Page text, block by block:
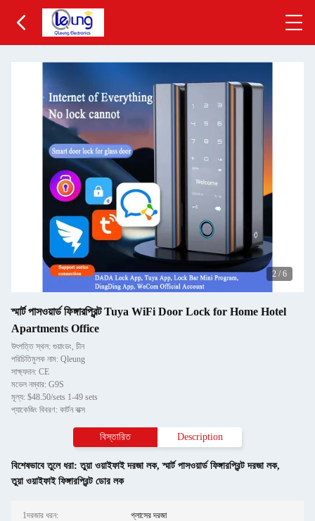
2 / 6
স্মার্ট পাসওয়ার্ড ফিঙ্গারপ্রিন্ট Tuya WiFi Door Lock for Home Hotel
Apartments Office
উৎপত্তি স্থল: গুয়াংডং, চীন
পরিচিতিমুলক নাম: Qleung
সাক্ষ্যদান: CE
মডেল নম্বার: G9S
মূল্য: $48.50/sets 1-49 sets
প্যাকেজিং বিবরণ: কার্টন বাক্স
বিস্তারিত Description
বিশেষভাবে তুলে ধরা:তুয়া ওয়াইফাই দরজা লক,স্মার্ট পাসওয়ার্ড ফিঙ্গারপ্রিন্ট দরজা লক,
তুয়া ওয়াইফাই ফিঙ্গারপ্রিন্ট ডোর লক
1দরজার ধরন: গ্লাসের দরজা